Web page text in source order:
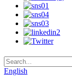
English